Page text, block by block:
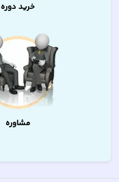
خرید دوره
مشاوره